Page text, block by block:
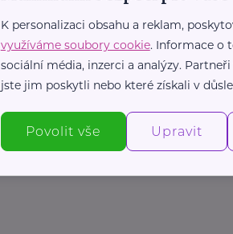
K personalizaci obsahu a reklam,
využíváme soubory cookie. Informace o
sociální média, inzerci a analýzy.
jste jim poskytli nebo které získali v
Povolit vše Upravit